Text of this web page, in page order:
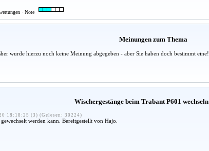
· Note
Meinungen zum Thema
wurde hierzu noch keine Meinung abgegeben - aber Sie haben doch bestimmt eine!
Wischergestänge beim Trabant P601 wechseln
18:18:25 (3) (Gelesen: 30224)
werden kann. Bereitgestellt von Hajo.